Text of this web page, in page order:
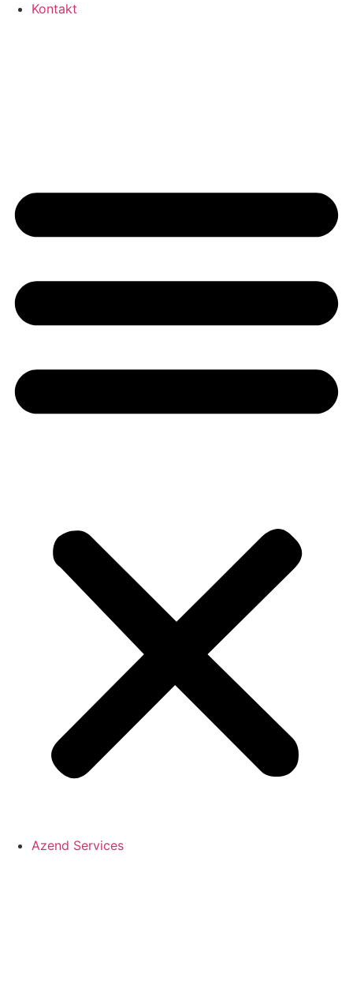
Kontakt
Azend Services